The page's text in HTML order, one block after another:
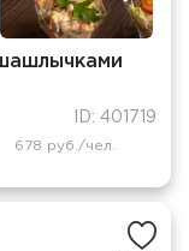
ID: 401719
678 руб./чел.